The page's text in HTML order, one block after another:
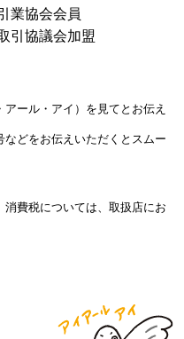
業協会会員
引協議会加盟
ール・アイ）を見てとお伝え
などをお伝えいただくとスムー
消費税については、取扱店にお